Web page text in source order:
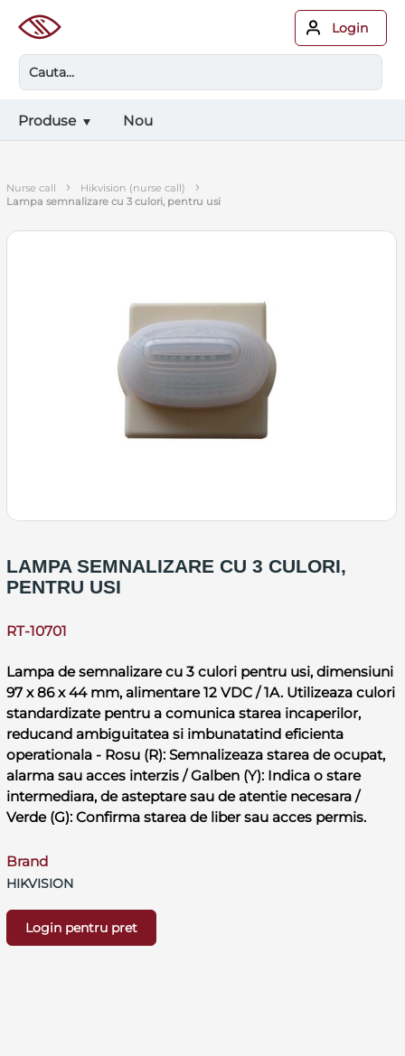
Login
Produse Nou
nurse call › hikvision (nurse call) ›
lampa semnalizare cu 3 culori, pentru usi
LAMPA SEMNALIZARE CU 3 CULORI,
PENTRU USI
RT-10701
Lampa de semnalizare cu 3 culori pentru usi, dimensiuni
97 x 86 x 44 mm, alimentare 12 VDC / 1A. Utilizeaza culori
standardizate pentru a comunica starea incaperilor,
reducand ambiguitatea si imbunatatind eficienta
operationala - Rosu (R): Semnalizeaza starea de ocupat,
alarma sau acces interzis / Galben (Y): Indica o stare
intermediara, de asteptare sau de atentie necesara /
Verde (G): Confirma starea de liber sau acces permis.
Brand
HIKVISION
Login pentru pret